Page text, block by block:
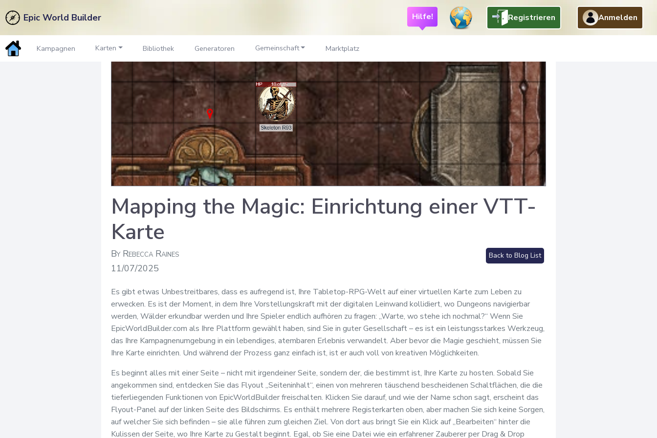
Epic World Builder Hilfe! Registrieren Anmelden
Kampagnen Karten Bibliothek Generatoren Gemeinschaft Marktplatz
Mapping the Magic: Einrichtung einer VTT-
Karte
By Rebecca Raines
11/07/2025
Back to Blog List
Es gibt etwas Unbestreitbares, dass es aufregend ist, Ihre Tabletop-RPG-Welt auf einer virtuellen Karte zum Leben zu
erwecken. Es ist der Moment, in dem Ihre Vorstellungskraft mit der digitalen Leinwand kollidiert, wo Dungeons navigierbar
werden, Wälder erkundbar werden und Ihre Spieler endlich aufhören zu fragen: „Warte, wo stehe ich nochmal?“ Wenn Sie
EpicWorldBuilder.com als Ihre Plattform gewählt haben, sind Sie in guter Gesellschaft – es ist ein leistungsstarkes Werkzeug,
das Ihre Kampagnenumgebung in ein lebendiges, atembaren Erlebnis verwandelt. Aber bevor die Magie geschieht, müssen Sie
Ihre Karte einrichten. Und während der Prozess ganz einfach ist, ist er auch voll von kreativen Möglichkeiten.
Es beginnt alles mit einer Seite – nicht mit irgendeiner Seite, sondern der, die bestimmt ist, Ihre Karte zu hosten. Sobald Sie
angekommen sind, entdecken Sie das Flyout „Seiteninhalt“, einen von mehreren täuschend bescheidenen Schaltflächen, die die
tieferliegenden Funktionen von EpicWorldBuilder freischalten. Klicken Sie darauf, und wie der Name schon sagt, erscheint das
Flyout-Panel auf der linken Seite des Bildschirms. Es enthält mehrere Registerkarten oben, aber machen Sie sich keine Sorgen,
auf welcher Sie sich befinden – sie alle führen zum gleichen Ziel. Von dort aus bringt Sie ein Klick auf „Bearbeiten“ hinter die
Kulissen der Seite, wo Ihre Karte zu Gestalt beginnt. Egal, ob Sie eine Datei wie ein erfahrener Zauberer per Drag & Drop